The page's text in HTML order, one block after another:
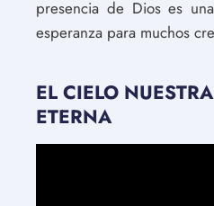
presencia de Dios es
esperanza para muchos
EL CIELO
ETERNA